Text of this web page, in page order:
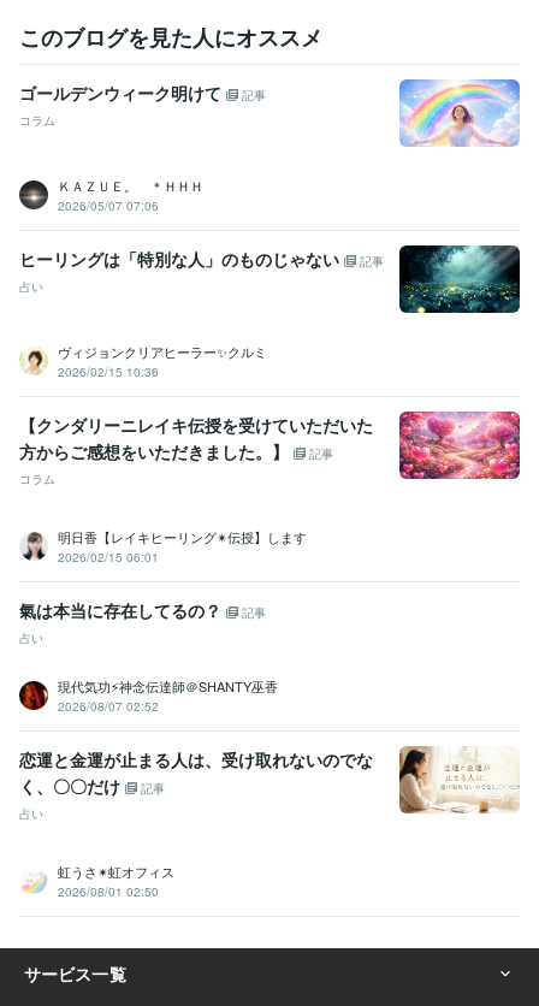
このブログを見た人にオススメ
ゴールデンウィーク明けて
記事
コラム
ＫＡＺＵＥ。 ＊ＨＨＨ
2026/05/07 07:06
ヒーリングは「特別な人」のものじゃない
記事
占い
ヴィジョンクリアヒーラー✨クルミ
2026/02/15 10:36
【クンダリーニレイキ伝授を受けていただいた
方からご感想をいただきました。】
記事
コラム
明日香【レイキヒーリング✴︎伝授】します
2026/02/15 06:01
氣は本当に存在してるの？
記事
占い
現代気功⚡神念伝達師＠SHANTY巫香
2026/08/07 02:52
恋運と金運が止まる人は、受け取れないのでな
く、〇〇だけ
記事
占い
虹うさ✴︎虹オフィス
2026/08/01 02:50